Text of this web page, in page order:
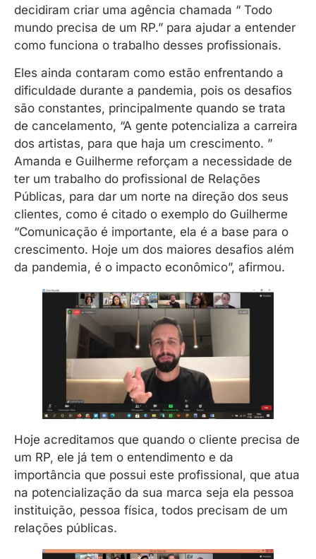
decidiram criar uma agência chamada “ Todo
mundo precisa de um RP.” para ajudar a entender
como funciona o trabalho desses profissionais.
Eles ainda contaram como estão enfrentando a
dificuldade durante a pandemia, pois os desafios
são constantes, principalmente quando se trata
de cancelamento, “A gente potencializa a carreira
dos artistas, para que haja um crescimento. ”
Amanda e Guilherme reforçam a necessidade de
ter um trabalho do profissional de Relações
Públicas, para dar um norte na direção dos seus
clientes, como é citado o exemplo do Guilherme
“Comunicação é importante, ela é a base para o
crescimento. Hoje um dos maiores desafios além
da pandemia, é o impacto econômico”, afirmou.
Hoje acreditamos que quando o cliente precisa de
um RP, ele já tem o entendimento e da
importância que possui este profissional, que atua
na potencialização da sua marca seja ela pessoa
instituição, pessoa física, todos precisam de um
relações públicas.